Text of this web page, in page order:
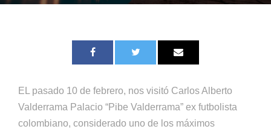
EL pasado 10 de febrero, nos visitó Carlos Alberto
Valderrama Palacio “Pibe Valderrama” ex futbolista
colombiano, considerado uno de los máximos